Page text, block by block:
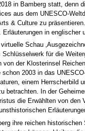
in Bamberg statt,
aus dem UNESCO-
& Culture zu
in
Schau
für die
der Klosterinsel
2003 in das
einem
In der
die Erwählten von
ihre reichen